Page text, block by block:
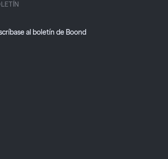
al boletín de Boond